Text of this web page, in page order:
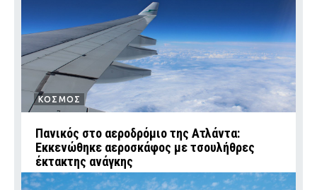
ΚΟΣΜΟΣ
Πανικός στο αεροδρόμιο της Ατλάντα:
Εκκενώθηκε αεροσκάφος με τσουλήθρες
έκτακτης ανάγκης